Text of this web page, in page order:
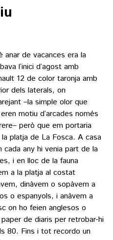
TOTES
PATINS
TOTES
POPULAR
TOTES
anar de vacances era la
l’inici d’agost amb
12 de color taronja amb
dels laterals, on
–la simple olor que
motiu d’arcades només
però que em portaria
platja de La Fosca. A casa
cada any hi venia part de la
i en lloc de la fauna
a la platja al costat
dinàvem o sopàvem a
o espanyols, i anàvem a
on ho feien anglesos o
de diaris per retrobar-hi
80. Fins i tot recordo un